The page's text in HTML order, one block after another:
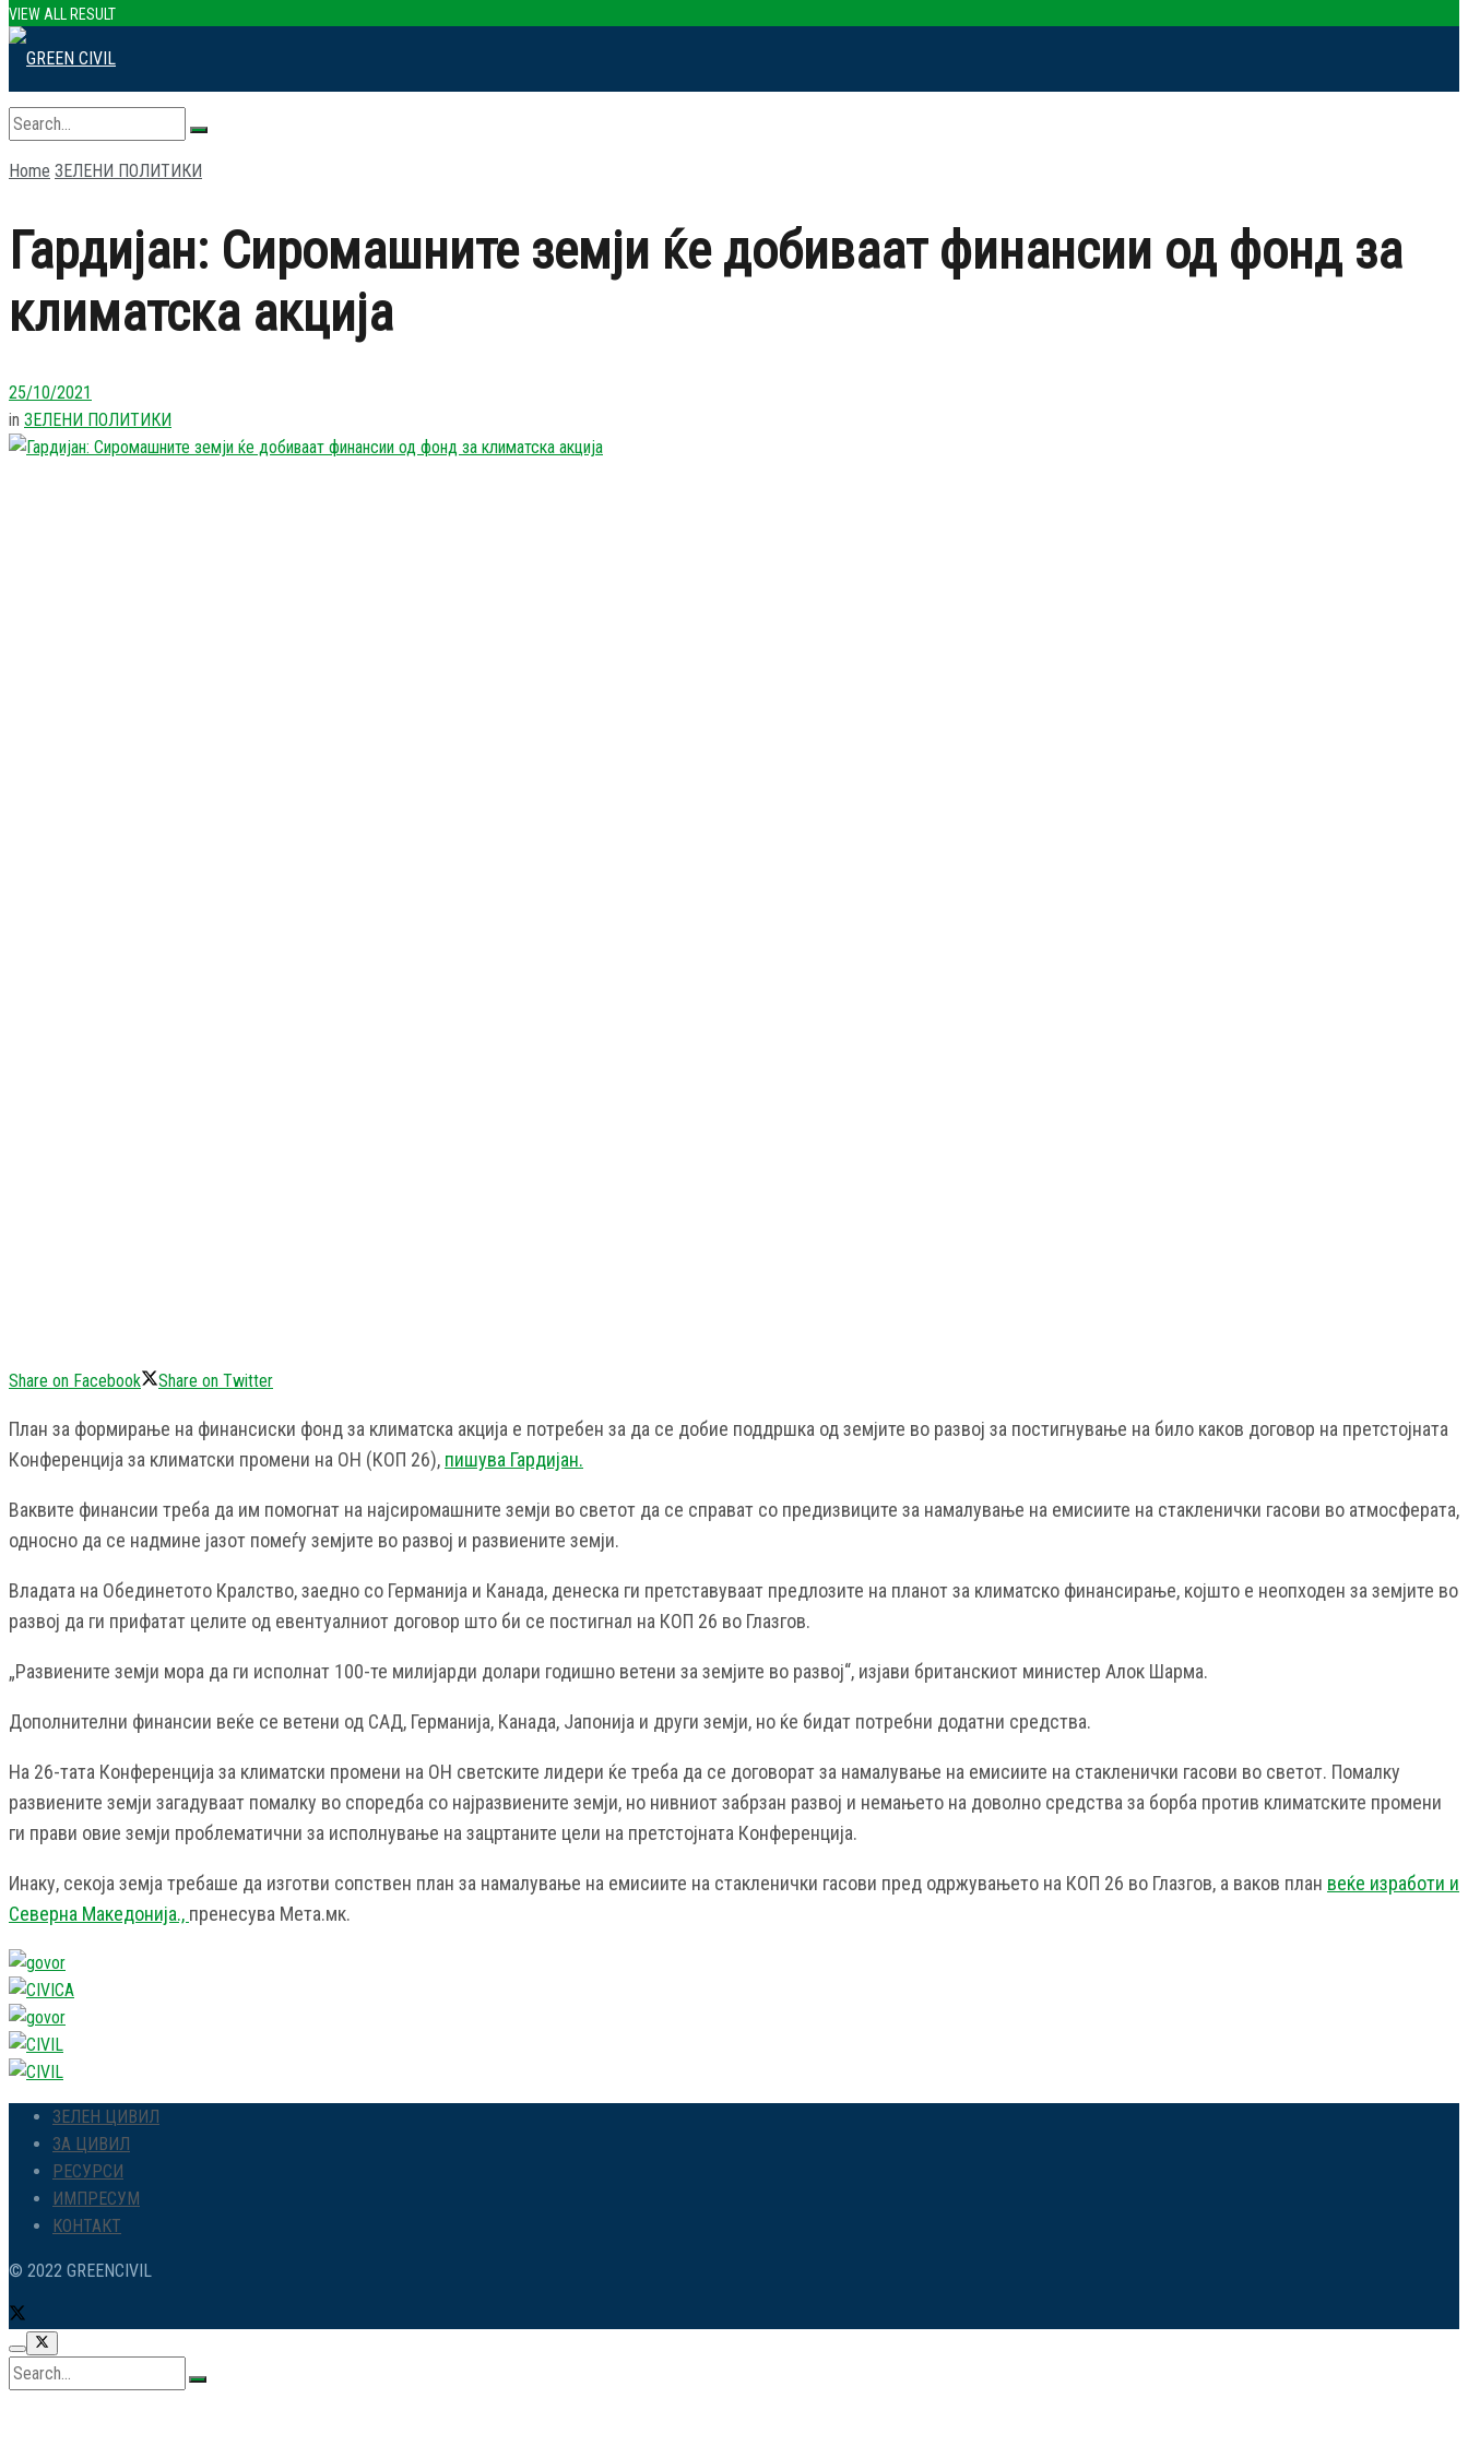
VIEW ALL RESULT
View All Result
Home ЗЕЛЕНИ ПОЛИТИКИ
Гардијан: Сиромашните земји ќе добиваат финансии од фонд за
климатска акција
25/10/2021
in ЗЕЛЕНИ ПОЛИТИКИ
Share on Facebook Share on Twitter
План за формирање на финансиски фонд за климатска акција е потребен за да се добие поддршка од земјите во развој за постигнување на било каков договор на претстојната
Конференција за климатски промени на ОН (КОП 26), пишува Гардијан.
Ваквите финансии треба да им помогнат на најсиромашните земји во светот да се справат со предизвиците за намалување на емисиите на стакленички гасови во атмосферата,
односно да се надмине јазот помеѓу земјите во развој и развиените земји.
Владата на Обединетото Кралство, заедно со Германија и Канада, денеска ги претставуваат предлозите на планот за климатско финансирање, којшто е неопходен за земјите во
развој да ги прифатат целите од евентуалниот договор што би се постигнал на КОП 26 во Глазгов.
„Развиените земји мора да ги исполнат 100-те милијарди долари годишно ветени за земјите во развој“, изјави британскиот министер Алок Шарма.
Дополнителни финансии веќе се ветени од САД, Германија, Канада, Јапонија и други земји, но ќе бидат потребни додатни средства.
На 26-тата Конференција за климатски промени на ОН светските лидери ќе треба да се договорат за намалување на емисиите на стакленички гасови во светот. Помалку
развиените земји загадуваат помалку во споредба со најразвиените земји, но нивниот забрзан развој и немањето на доволно средства за борба против климатските промени
ги прави овие земји проблематични за исполнување на зацртаните цели на претстојната Конференција.
Инаку, секоја земја требаше да изготви сопствен план за намалување на емисиите на стакленички гасови пред одржувањето на КОП 26 во Глазгов, а ваков план веќе изработи и
Северна Македонија., пренесува Мета.мк.
ЗЕЛЕН ЦИВИЛ
ЗА ЦИВИЛ
РЕСУРСИ
ИМПРЕСУМ
КОНТАКТ
© 2022 GREENCIVIL